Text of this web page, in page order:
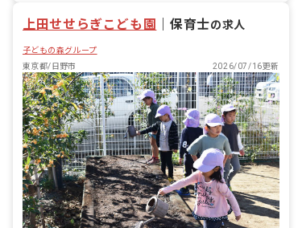
「やさしいこころ」「がまんづよいこ」
い、一人ひとりの個性を大切に伸ばして
「都心にありながら、自然環境豊かなこ
ども園」 春には、入園・進級のお祝いを
しているかのように桜の花が咲き誇り、
1年がスタートします。果物のなる木や
ビオトープも、子どもたちのお気に入り
の場所です。
残業少なめ
上田せせらぎこども園 ｜保育士の求人
子どもの森グループ
東京都/日野市
2026/07/16更新